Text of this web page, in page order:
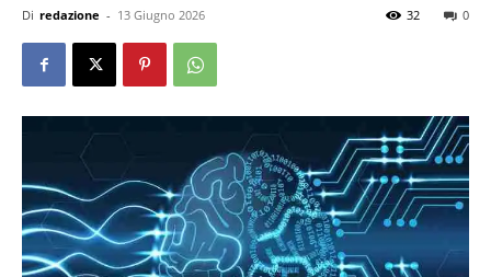
Di redazione - 13 Giugno 2026 0
32